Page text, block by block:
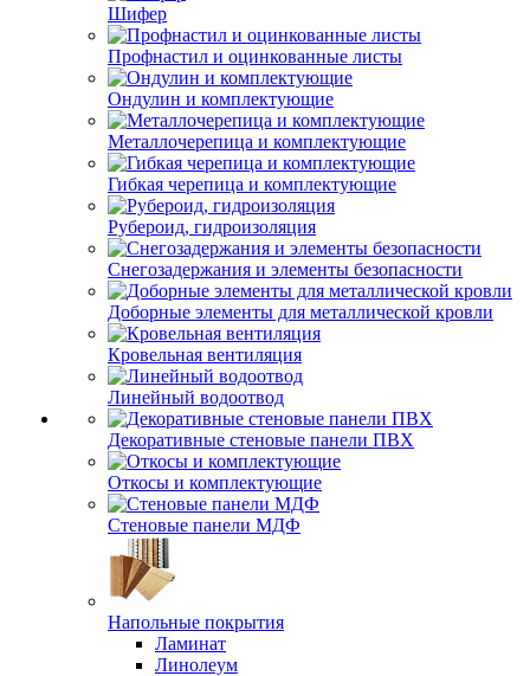
Шифер
Профнастил и оцинкованные листы
Ондулин и комплектующие
Металлочерепица и комплектующие
Гибкая черепица и комплектующие
Рубероид, гидроизоляция
Снегозадержания и элементы безопасности
Доборные элементы для металлической кровли
Кровельная вентиляция
Линейный водоотвод
Декоративные стеновые панели ПВХ
Откосы и комплектующие
Стеновые панели МДФ
Напольные покрытия
Ламинат
Линолеум